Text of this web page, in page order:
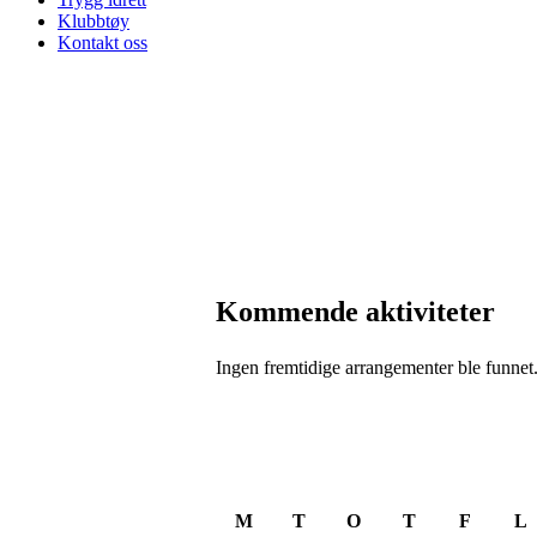
Klubbtøy
Kontakt oss
Kommende aktiviteter
Ingen fremtidige arrangementer ble funnet.
M T O T F L